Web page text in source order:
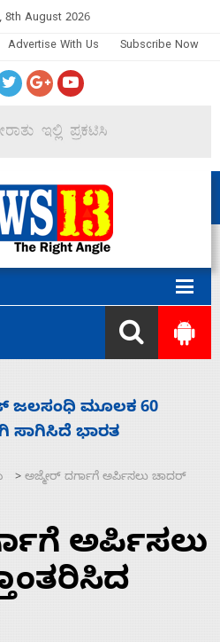
8th August 2026
Advertise With Us Subscribe Now
ಸದನ ನಡೆಸಲು
> ಅಜ್ಮೇರ್‌ ದರ್ಗಾಗೆ ಅರ್ಪಿಸಲು ಚಾದರ್‌
ಅರ್ಪಿಸಲು